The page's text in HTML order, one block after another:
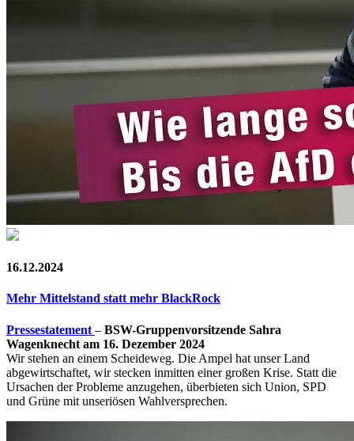
16.12.2024
Mehr Mittelstand statt mehr BlackRock
Pressestatement – BSW-Gruppenvorsitzende Sahra
Wagenknecht am 16. Dezember 2024
Wir stehen an einem Scheideweg. Die Ampel hat unser Land
abgewirtschaftet, wir stecken inmitten einer großen Krise. Statt die
Ursachen der Probleme anzugehen, überbieten sich Union, SPD
und Grüne mit unseriösen Wahlversprechen.